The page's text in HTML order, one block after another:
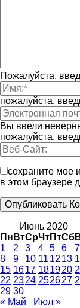
Пожалуйста,
пожалуйста,
Вы ввели
пожалуйста,
сохраните мое
в этом браузере
Июнь 2020
Пн ВтСрЧтПтСб
1
2 3 4 5 6
7
8
9 10 11 12 13
15 1617 181920
22 2324 252627
29 30
« Май
Июл »